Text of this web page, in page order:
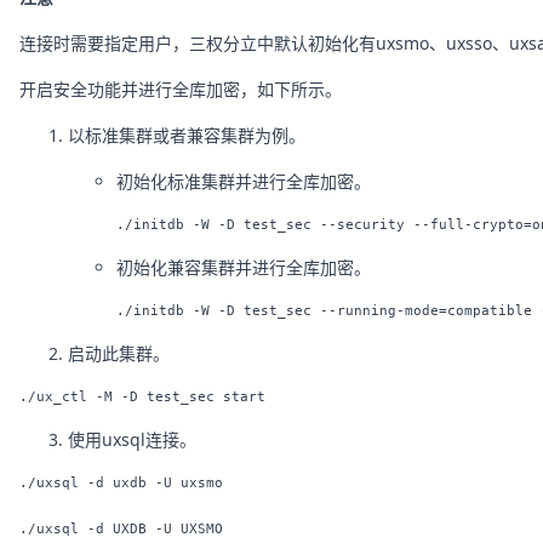
连接时需要指定用户，三权分立中默认初始化有uxsmo、uxsso、
开启安全功能并进行全库加密，如下所示。
以标准集群或者兼容集群为例。
初始化标准集群并进行全库加密。
初始化兼容集群并进行全库加密。
启动此集群。
使用uxsql连接。
./uxsql -d uxdb -U uxsmo